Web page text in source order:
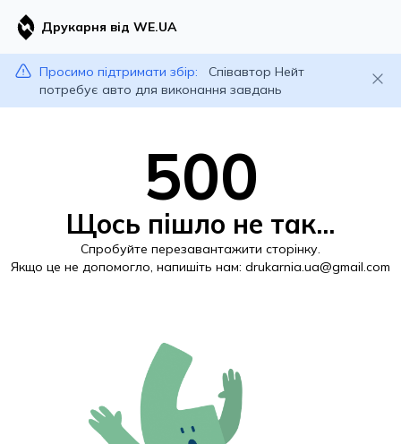
Друкарня від WE.UA
Просимо підтримати збір:
Співавтор Нейт
потребує авто для виконання завдань
500
Щось пішло не так...
Спробуйте перезавантажити сторінку.
Якщо це не допомогло, напишіть нам: drukarnia.ua@gmail.com